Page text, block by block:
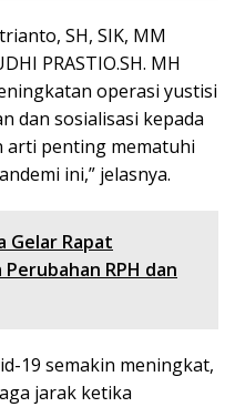
SH, SIK, MM
PRASTIO.SH. MH
operasi yustisi
dan sosialisasi kepada
arti penting mematuhi
ini,” jelasnya.
Gelar Rapat
RPH dan
19 semakin meningkat,
jarak ketika